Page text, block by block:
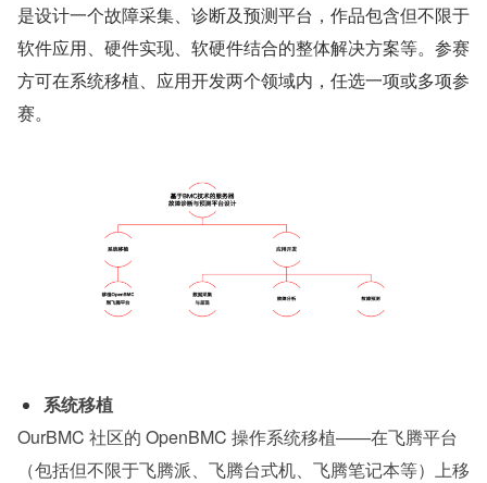
是设计一个故障采集、诊断及预测平台，作品包含但不限于
软件应用、硬件实现、软硬件结合的整体解决方案等。参赛
方可在系统移植、应用开发两个领域内，任选一项或多项参
赛。
系统移植
OurBMC 社区的 OpenBMC 操作系统移植——在飞腾平台
（包括但不限于飞腾派、飞腾台式机、飞腾笔记本等）上移